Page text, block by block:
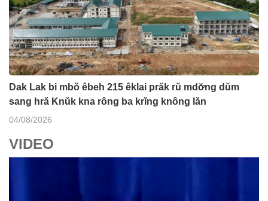
Dak Lak bi mbŏ êbeh 215 êklai prăk rŭ mdơ̆ng dŭm
sang hră Knŭk kna rông ba krĭng knông lăn
04/08/2026
VIDEO